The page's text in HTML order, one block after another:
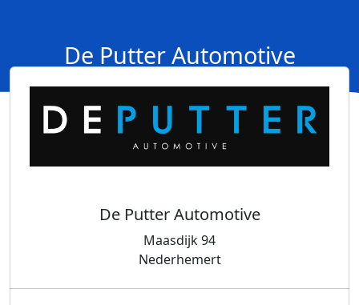
De Putter Automotive
De Putter Automotive
Maasdijk 94
Nederhemert